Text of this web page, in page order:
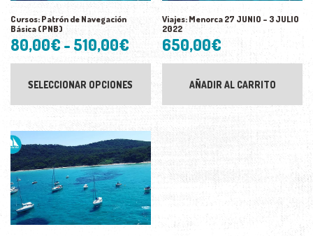
Cursos: Patrón de Navegación
Básica (PNB)
80,00€ - 510,00€ Rango
de
precios:
80,00€
hasta
510,00€
SELECCIONAR OPCIONES
tiene
variantes.
se
pueden
elegir
en
página
de
Viajes: Menorca 27 JUNIO – 3 JULIO
2022
650,00€
AÑADIR AL CARRITO